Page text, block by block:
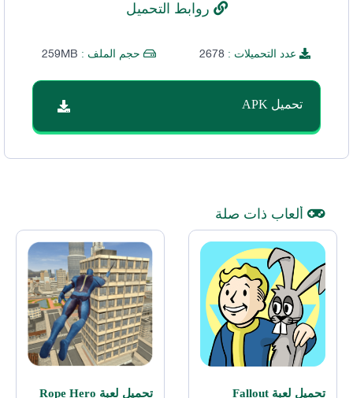
روابط التحميل
عدد التحميلات :2678 حجم الملف : 259MB
تحميل APK
ألعاب ذات صلة
تحميل لعبة Fallout
تحميل لعبة Rope Hero